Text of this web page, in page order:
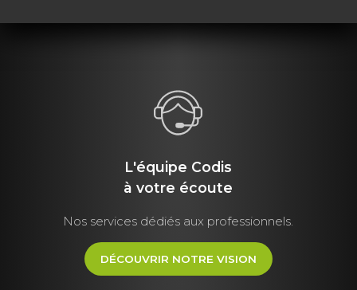
L'équipe Codis
à votre écoute
Nos services dédiés aux professionnels.
DÉCOUVRIR NOTRE VISION